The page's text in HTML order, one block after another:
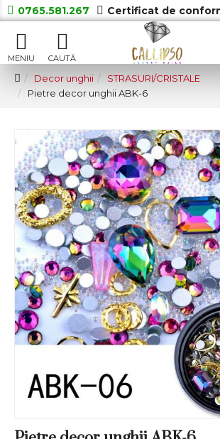
0765.581.267 Certificat de
Decor unghii
STRASURI/CRISTALE
Pietre decor unghii ABK-6